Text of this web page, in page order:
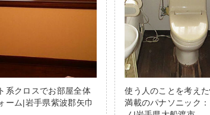
系クロスでお部屋全体
ーム|岩手県紫波郡矢巾
使う人のことを考え
満載のパナソニック